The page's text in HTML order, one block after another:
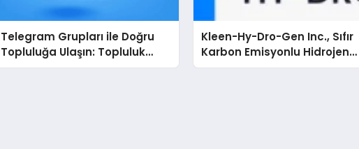
Telegram Grupları ile Doğru
Topluluğa Ulaşın: Topluluk
Büyütmek İsteyenlere
Kleen-Hy-Dro-Gen Inc., Sıfır
Karbon Emisyonlu Hidrojen
Isıtma Teknolojisinde ISO ve